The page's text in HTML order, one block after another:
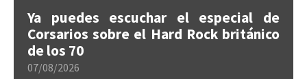
Ya puedes escuchar el especial de
Corsarios sobre el Hard Rock británico
de los 70
07/08/2026